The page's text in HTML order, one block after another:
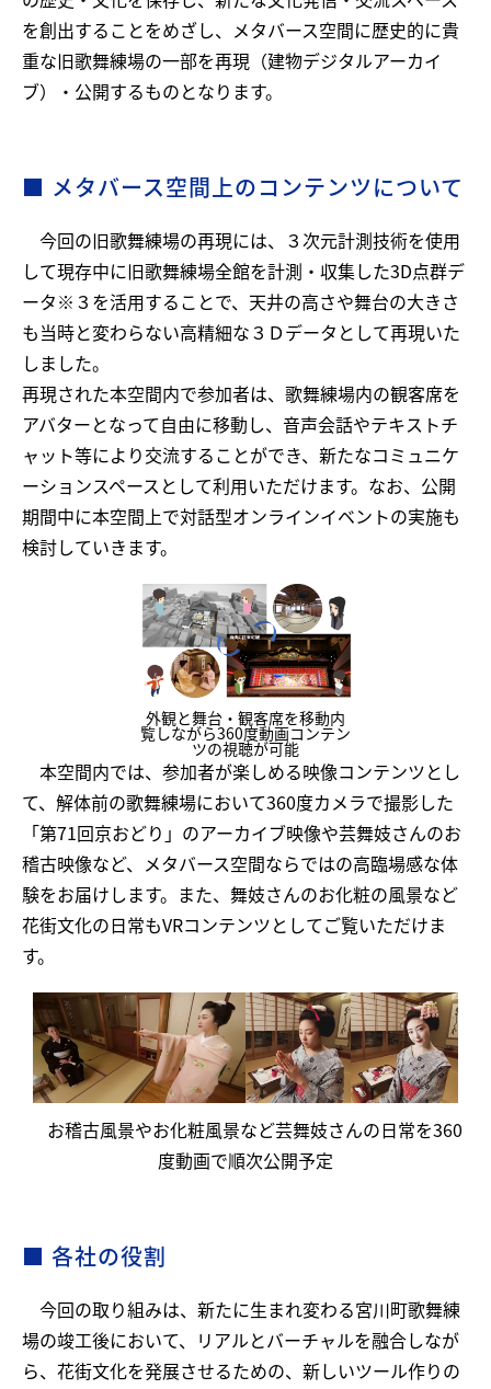
を創出することをめざし、メタバース空間に歴史的に貴
重な旧歌舞練場の一部を再現（建物デジタルアーカイ
ブ）・公開するものとなります。
■ メタバース空間上のコンテンツについて
今回の旧歌舞練場の再現には、３次元計測技術を使用
して現存中に旧歌舞練場全館を計測・収集した3D点群デ
ータ※３を活用することで、天井の高さや舞台の大きさ
も当時と変わらない高精細な３Ｄデータとして再現いた
しました。
再現された本空間内で参加者は、歌舞練場内の観客席を
アバターとなって自由に移動し、音声会話やテキストチ
ャット等により交流することができ、新たなコミュニケ
ーションスペースとして利用いただけます。なお、公開
期間中に本空間上で対話型オンラインイベントの実施も
検討していきます。
外観と舞台・観客席を移動内
覧しながら360度動画コンテン
ツの視聴が可能
本空間内では、参加者が楽しめる映像コンテンツとし
て、解体前の歌舞練場において360度カメラで撮影した
「第71回京おどり」のアーカイブ映像や芸舞妓さんのお
稽古映像など、メタバース空間ならではの高臨場感な体
験をお届けします。また、舞妓さんのお化粧の風景など
花街文化の日常もVRコンテンツとしてご覧いただけま
す。
お稽古風景やお化粧風景など芸舞妓さんの日常を360
度動画で順次公開予定
■ 各社の役割
今回の取り組みは、新たに生まれ変わる宮川町歌舞練
場の竣工後において、リアルとバーチャルを融合しなが
ら、花街文化を発展させるための、新しいツール作りの